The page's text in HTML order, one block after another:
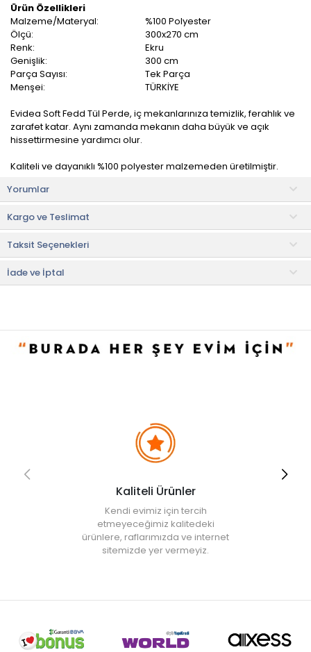
Ürün Özellikleri
Malzeme/Materyal:
%100 Polyester
Ölçü:
300x270 cm
Renk:
Ekru
Genişlik:
300 cm
Parça Sayısı:
Tek Parça
Menşei:
TÜRKİYE
Evidea Soft Fedd Tül Perde, iç mekanlarınıza temizlik, ferahlık ve
zarafet katar. Aynı zamanda mekanın daha büyük ve açık
hissettirmesine yardımcı olur.
Kaliteli ve dayanıklı %100 polyester malzemeden üretilmiştir.
Kornişler ürüne dikili değil, ayrıca paket içerisinde
gönderilmektedir. Kornişlerin takılması herhangi bir dikim işlemi
gerektirmeyen geçirmeli aparatlardır.
Kullanım ve Bakım Bilgileri
• 30 °C'de yıkanabilir.
• Kurutma makinesine düşük devirde atılabilir.
• Düşük ısıda ütüleme yapılabilir.
Evidea tarafından incelenecek ve uygun bulunmayan siparişler
iptal edilecektir.
Yorumlar
Kargo ve Teslimat
Taksit Seçenekleri
İade ve İptal
Kaliteli Ürünler
Kendi evimiz için tercih
etmeyeceğimiz kalitedeki
ürünlere, raflarımızda ve internet
sitemizde yer vermeyiz.